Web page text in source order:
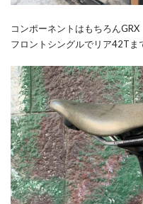
コンポーネントはもちろんGRX
フロントシングルでリア42Tま